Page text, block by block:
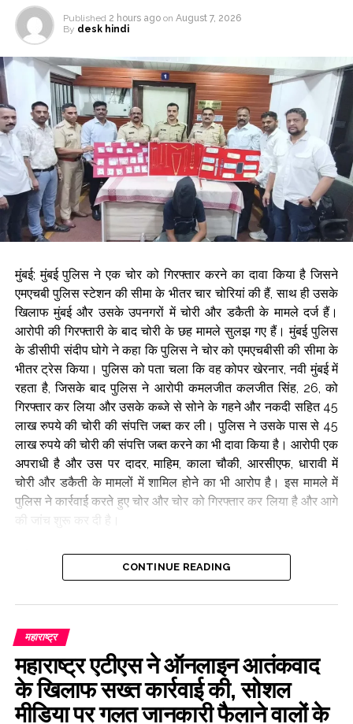
Published 2 hours ago on August 7, 2026
By desk hindi
मुंबई; मुंबई पुलिस ने एक चोर को गिरफ्तार करने का दावा किया है जिसने
एमएचबी पुलिस स्टेशन की सीमा के भीतर चार चोरियां की हैं, साथ ही उसके
खिलाफ मुंबई और उसके उपनगरों में चोरी और डकैती के मामले दर्ज हैं।
आरोपी की गिरफ्तारी के बाद चोरी के छह मामले सुलझ गए हैं। मुंबई पुलिस
के डीसीपी संदीप घोगे ने कहा कि पुलिस ने चोर को एमएचबीसी की सीमा के
भीतर ट्रेस किया। पुलिस को पता चला कि वह कोपर खेरनार, नवी मुंबई में
रहता है, जिसके बाद पुलिस ने आरोपी कमलजीत कलजीत सिंह, 26, को
गिरफ्तार कर लिया और उसके कब्जे से सोने के गहने और नकदी सहित 45
लाख रुपये की चोरी की संपत्ति जब्त कर ली। पुलिस ने उसके पास से 45
लाख रुपये की चोरी की संपत्ति जब्त करने का भी दावा किया है। आरोपी एक
अपराधी है और उस पर दादर, माहिम, काला चौकी, आरसीएफ, धारावी में
चोरी और डकैती के मामलों में शामिल होने का भी आरोप है। इस मामले में
पुलिस ने कार्रवाई करते हुए चोर और चोर को गिरफ्तार कर लिया है और आगे
Post Views: 65,231
CONTINUE READING
महाराष्ट्र
महाराष्ट्र एटीएस ने ऑनलाइन आतंकवाद
के खिलाफ सख्त कार्रवाई की, सोशल
मीडिया पर गलत जानकारी फैलाने वालों के